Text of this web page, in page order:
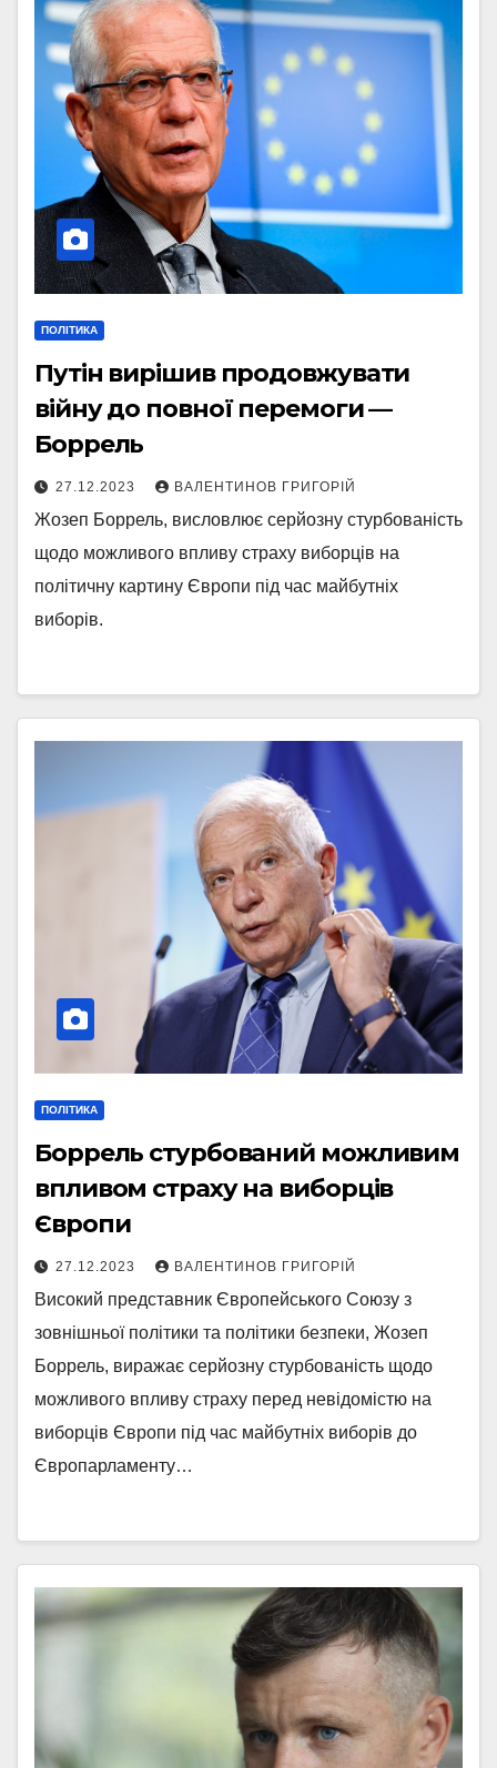
ПОЛІТИКА
Путін вирішив продовжувати
війну до повної перемоги —
Боррель
27.12.2023 ВАЛЕНТИНОВ ГРИГОРІЙ
Жозеп Боррель, висловлює серйозну стурбованість
щодо можливого впливу страху виборців на
політичну картину Європи під час майбутніх
виборів.
ПОЛІТИКА
Боррель стурбований можливим
впливом страху на виборців
Європи
27.12.2023 ВАЛЕНТИНОВ ГРИГОРІЙ
Високий представник Європейського Союзу з
зовнішньої політики та політики безпеки, Жозеп
Боррель, виражає серйозну стурбованість щодо
можливого впливу страху перед невідомістю на
виборців Європи під час майбутніх виборів до
Європарламенту…